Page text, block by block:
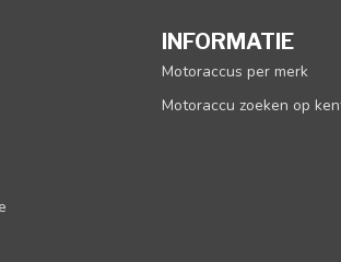
INFORMATIE
Motoraccus per merk
Motoraccu zoeken op